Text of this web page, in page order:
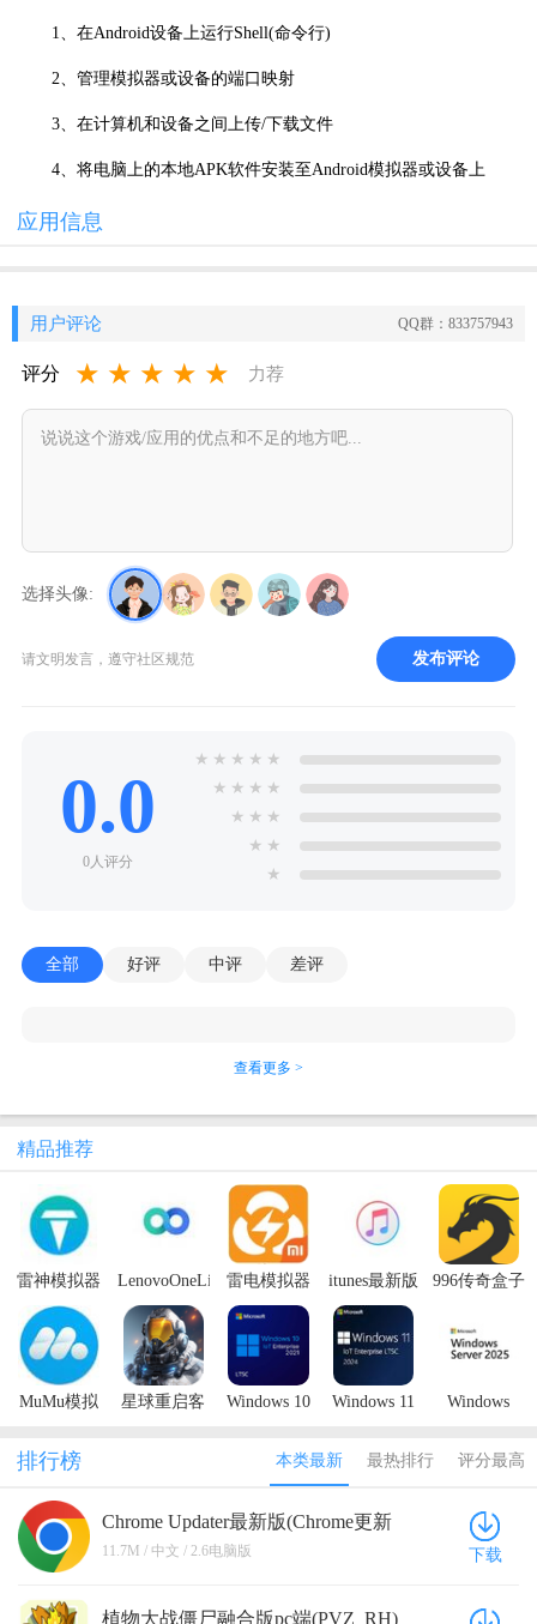
1、在Android设备上运行Shell(命令行)
2、管理模拟器或设备的端口映射
3、在计算机和设备之间上传/下载文件
4、将电脑上的本地APK软件安装至Android模拟器或设备上
应用信息
用户评论 QQ群：833757943
评分 ★ ★ ★ ★ ★ 力荐
选择头像:
请文明发言，遵守社区规范 发布评论
0.0
0人评分
★ ★ ★ ★ ★
★ ★ ★ ★
★ ★ ★
★ ★
★
全部 好评 中评 差评
查看更多 >
精品推荐
雷神模拟器
PC版
LenovoOneLite
联想版（多
屏协同工
具）
雷电模拟器
小米游戏中
itunes最新版
本2023
996传奇盒子
MuMu模拟
星球重启客
Windows 10
原版镜像
Windows 11
原版镜像
Windows
原版镜像
排行榜 本类最新 最热排行 评分最高
Chrome Updater最新版(Chrome更新
器) 2.6电脑版
11.7M / 中文 / 2.6电脑版 下载
植物大战僵尸融合版pc端(PVZ_RH)